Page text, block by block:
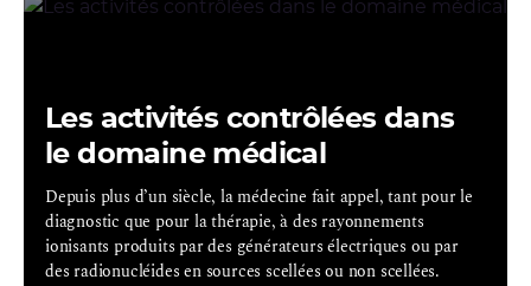
Les activités contrôlées dans
le domaine médical
Depuis plus d’un siècle, la médecine fait appel, tant pour le
diagnostic que pour la thérapie, à des rayonnements
ionisants produits par des générateurs électriques ou par
des radionucléides en sources scellées ou non scellées.